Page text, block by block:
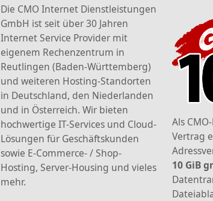
Die CMO Internet Dienstleistungen
GmbH ist seit über 30 Jahren
Internet Service Provider mit
eigenem Rechenzentrum in
Reutlingen (Baden-Württemberg)
und weiteren Hosting-Standorten
in Deutschland, den Niederlanden
und in Österreich. Wir bieten
hochwertige IT-Services und Cloud-
Lösungen für Geschäftskunden
sowie E-Commerce- / Shop-
Hosting, Server-Housing und vieles
mehr.
Als
Vertrag
10 GiB